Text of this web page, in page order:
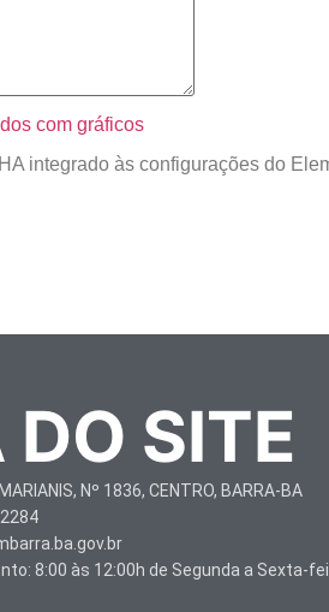
com gráficos
integrado às configurações do
SITE
Nº 1836, CENTRO, BARRA-BA
8:00 às 12:00h de Segunda a Sexta-